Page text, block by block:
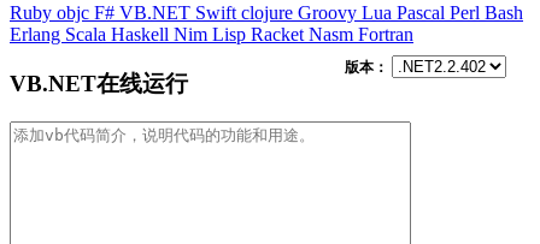
Ruby objc F# VB.NET Swift clojure Groovy Lua Pascal Perl Bash
Erlang Scala Haskell Nim Lisp Racket Nasm Fortran
VB.NET在线运行
版本：